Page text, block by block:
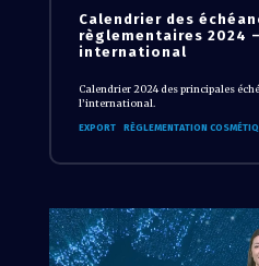
Calendrier des
règlementaires 2024
international
Calendrier 2024 des principales
l’international.
EXPORT RÈGLEMENTATION